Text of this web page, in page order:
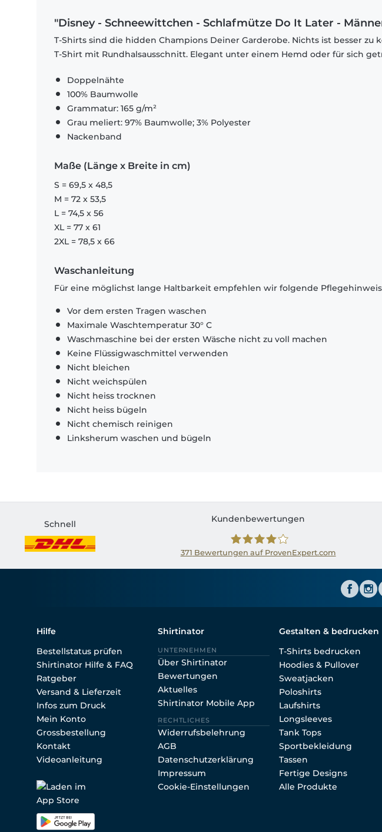
"Disney - Schneewittchen - Schlafmütze Do It Later -
T-Shirts sind die hidden Champions Deiner Garderobe. Nichts ist besser zu
T-Shirt mit Rundhalsausschnitt. Elegant unter einem Hemd oder für sich
Doppelnähte
100% Baumwolle
Grammatur: 165 g/m²
Grau meliert: 97% Baumwolle; 3% Polyester
Nackenband
Maße (Länge x Breite in cm)
S = 69,5 x 48,5
M = 72 x 53,5
L = 74,5 x 56
XL = 77 x 61
2XL = 78,5 x 66
Waschanleitung
Für eine möglichst lange Haltbarkeit empfehlen wir folgende
Vor dem ersten Tragen waschen
Maximale Waschtemperatur 30° C
Waschmaschine bei der ersten Wäsche nicht zu voll machen
Keine Flüssigwaschmittel verwenden
Nicht bleichen
Nicht weichspülen
Nicht heiss trocknen
Nicht heiss bügeln
Nicht chemisch reinigen
Linksherum waschen und bügeln
Schnell
Kundenbewertungen
371 Bewertungen auf ProvenExpert.com
Hilfe
Bestellstatus prüfen
Shirtinator Hilfe & FAQ
Ratgeber
Versand & Lieferzeit
Infos zum Druck
Mein Konto
Grossbestellung
Kontakt
Videoanleitung
Shirtinator
UNTERNEHMEN
Über Shirtinator
Bewertungen
Aktuelles
Shirtinator Mobile App
RECHTLICHES
Widerrufsbelehrung
AGB
Datenschutzerklärung
Impressum
Cookie-Einstellungen
Gestalten & bedrucken
T-Shirts bedrucken
Hoodies & Pullover
Sweatjacken
Poloshirts
Laufshirts
Longsleeves
Tank Tops
Sportbekleidung
Tassen
Fertige Designs
Alle Produkte